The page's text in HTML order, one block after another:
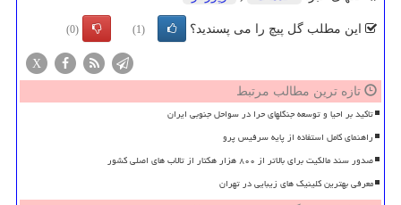
این مطلب گل پیچ را می پسندید؟ (1)
(0)
X
تازه ترین مطالب مرتبط
تاکید بر احیا و توسعه جنگلهای حرا در سواحل جنوبی ایران
راهنمای کامل استفاده از پایه سرفیس پرو
صدور سند مالکیت برای بالاتر از ۸۰۰ هزار هکتار از تالاب های اصلی کشور
معرفی بهترین کلینیک های زیبایی در تهران